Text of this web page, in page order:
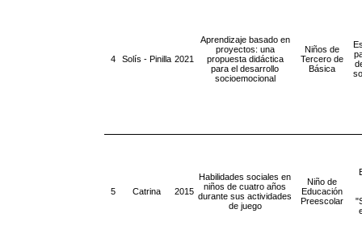
4 Solís - Pinilla 2021
Aprendizaje basado en
proyectos: una
propuesta didáctica
para el desarrollo
socioemocional
Niños de
Tercero de
Básica
5 Catrina 2015
Habilidades sociales en
niños de cuatro años
durante sus actividades
de juego
Niño de
Educación
Preescolar